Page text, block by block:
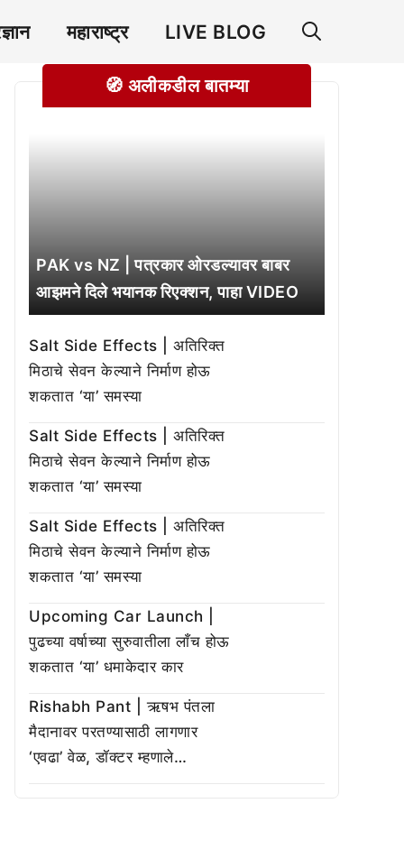
महाराष्ट्र LIVE BLOG
🧭 अलीकडील बातम्या
PAK vs NZ | पत्रकार ओरडल्यावर बाबर
आझमने दिले भयानक रिएक्शन, पाहा VIDEO
Salt Side Effects | अतिरिक्त
मिठाचे सेवन केल्याने निर्माण होऊ
शकतात ‘या’ समस्या
Salt Side Effects | अतिरिक्त
मिठाचे सेवन केल्याने निर्माण होऊ
शकतात ‘या’ समस्या
Salt Side Effects | अतिरिक्त
मिठाचे सेवन केल्याने निर्माण होऊ
शकतात ‘या’ समस्या
Upcoming Car Launch |
पुढच्या वर्षाच्या सुरुवातीला लाँच होऊ
शकतात ‘या’ धमाकेदार कार
Rishabh Pant | ऋषभ पंतला
मैदानावर परतण्यासाठी लागणार
‘एवढा’ वेळ, डॉक्टर म्हणाले…